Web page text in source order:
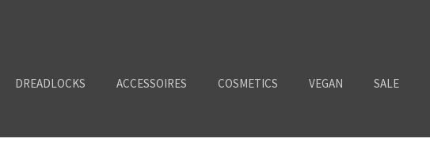
DREADLOCKS ACCESSOIRES COSMETICS VEGAN SALE